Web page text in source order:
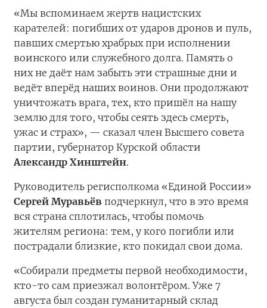
«Мы вспоминаем жертв нацистских
карателей: погибших от ударов дронов и пуль,
павших смертью храбрых при исполнении
воинского или служебного долга. Память о
них не даёт нам забыть эти страшные дни и
ведёт вперёд наших воинов. Они продолжают
уничтожать врага, тех, кто пришёл на нашу
землю для того, чтобы сеять здесь смерть,
ужас и страх», — сказал член Высшего совета
партии, губернатор Курской области
Александр Хинштейн.
Руководитель регисполкома «Единой России»
Сергей Муравьёв подчеркнул, что в это время
вся страна сплотилась, чтобы помочь
жителям региона: тем, у кого погибли или
пострадали близкие, кто покидал свои дома.
«Собирали предметы первой необходимости,
кто-то сам приезжал волонтёром. Уже 7
августа был создан гуманитарный склад